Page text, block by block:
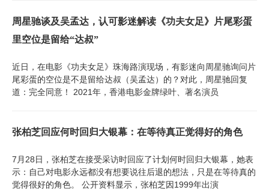
周星驰谈及吴孟达，认可影迷解读《功夫女足》片尾彩蛋
里空位是留给“达叔”
近日，在电影《功夫女足》珠海路演现场，有影迷向周星驰询问片
尾彩蛋的空位是不是留给达叔（吴孟达）的？对此，周星驰回复
道：完全同意！ 2021年，香港电影金牌绿叶、著名演员
张柏芝回应何时回归大银幕：在等待真正觉得好的角色
7月28日，张柏芝在接受采访时回应了计划何时回归大银幕，她表
示：自己对电影永远都没有想要说往后退的想法，只是在等待真的
觉得很好的角色。 公开资料显示，张柏芝因1999年出演